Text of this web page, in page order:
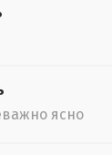
ясно